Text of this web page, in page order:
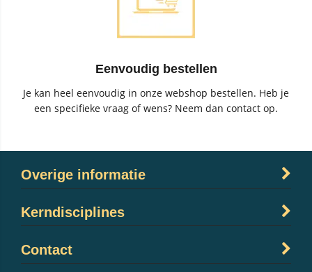
Eenvoudig bestellen
Je kan heel eenvoudig in onze webshop bestellen. Heb je
een specifieke vraag of wens? Neem dan contact op.
Overige informatie
Kerndisciplines
Contact